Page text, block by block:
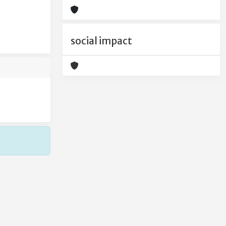
social impact